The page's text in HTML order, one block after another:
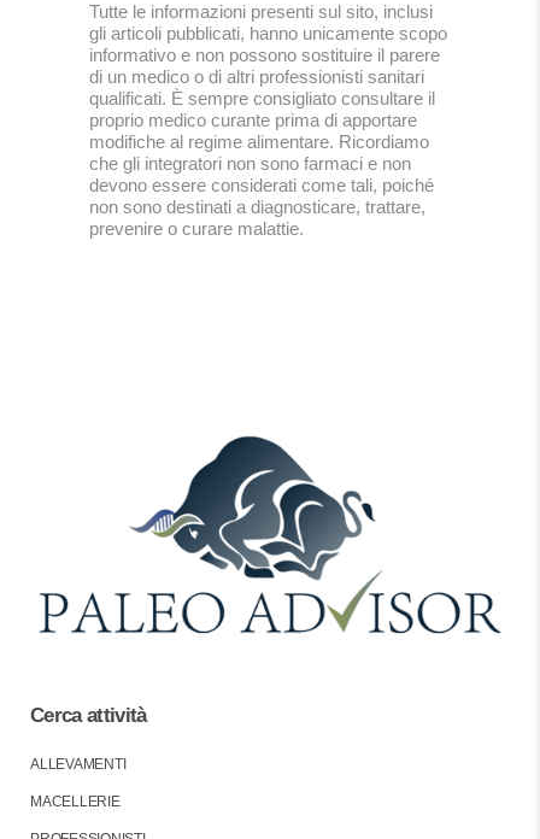
Tutte le informazioni presenti sul sito, inclusi
gli articoli pubblicati, hanno unicamente scopo
informativo e non possono sostituire il parere
di un medico o di altri professionisti sanitari
qualificati. È sempre consigliato consultare il
proprio medico curante prima di apportare
modifiche al regime alimentare. Ricordiamo
che gli integratori non sono farmaci e non
devono essere considerati come tali, poiché
non sono destinati a diagnosticare, trattare,
prevenire o curare malattie.
Cerca attività
ALLEVAMENTI
MACELLERIE